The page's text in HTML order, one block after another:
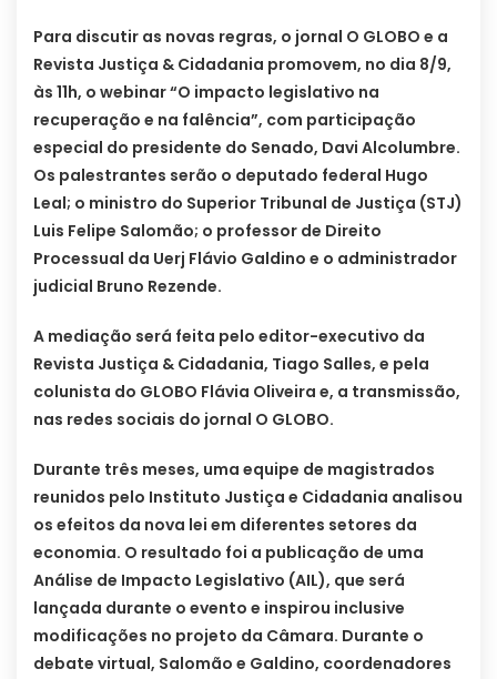
Para discutir as novas regras, o jornal O GLOBO e a
Revista Justiça & Cidadania promovem, no dia 8/9,
às 11h, o webinar “O impacto legislativo na
recuperação e na falência”, com participação
especial do presidente do Senado, Davi Alcolumbre.
Os palestrantes serão o deputado federal Hugo
Leal; o ministro do Superior Tribunal de Justiça (STJ)
Luis Felipe Salomão; o professor de Direito
Processual da Uerj Flávio Galdino e o administrador
judicial Bruno Rezende.
A mediação será feita pelo editor-executivo da
Revista Justiça & Cidadania, Tiago Salles, e pela
colunista do GLOBO Flávia Oliveira e, a transmissão,
nas redes sociais do jornal O GLOBO.
Durante três meses, uma equipe de magistrados
reunidos pelo Instituto Justiça e Cidadania analisou
os efeitos da nova lei em diferentes setores da
economia. O resultado foi a publicação de uma
Análise de Impacto Legislativo (AIL), que será
lançada durante o evento e inspirou inclusive
modificações no projeto da Câmara. Durante o
debate virtual, Salomão e Galdino, coordenadores